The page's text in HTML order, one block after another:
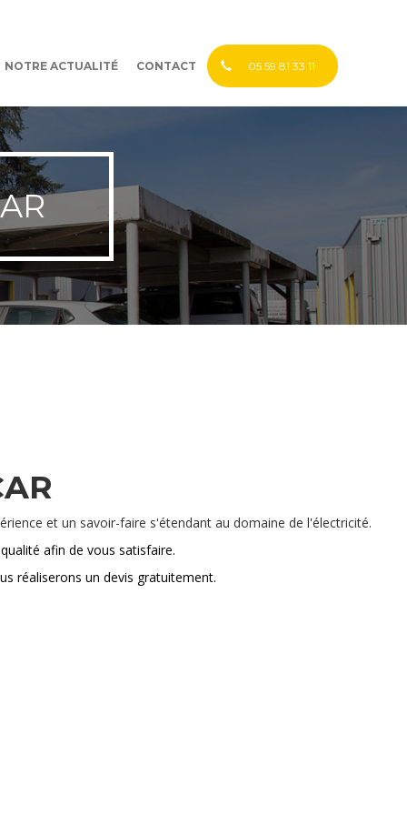
NOTRE ACTUALITÉ CONTACT 05 59 81 33 11
et un savoir-faire s'étendant au domaine de l'électricité.
afin de vous satisfaire.
réaliserons un devis gratuitement.